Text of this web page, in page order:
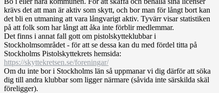
krävs det att man är aktiv som skytt, och bor man för långt bort kan
det bli en utmaning att vara långvarigt aktiv. Tyvärr visar statistiken
på att folk som har långt att åka inte förblir medlemmar.
Det finns i annat fall gott om pistolskytteklubbar i
Stockholmsområdet - för att se dessa kan du med fördel titta på
Stockholms Pistolskyttekrets hemsida:
https://skyttekretsen.se/foreningar/
Om du inte bor i Stockholms län så uppmanar vi dig därför att söka
dig till andra klubbar som ligger närmare (såvida inte särskilda skäl
föreligger).